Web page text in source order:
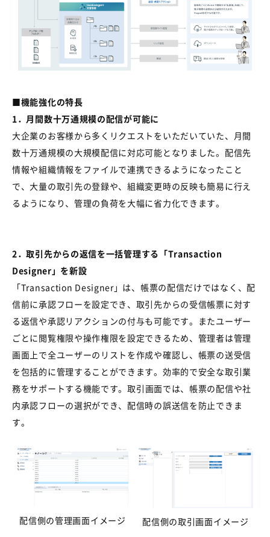
■機能強化の特長
1．月間数十万通規模の配信が可能に
大企業のお客様から多くリクエストをいただいていた、月間
数十万通規模の大規模配信に対応可能となりました。配信先
情報や組織情報をファイルで連携できるようになったこと
で、大量の取引先の登録や、組織変更時の反映も簡易に行え
るようになり、管理の負荷を大幅に省力化できます。
2．取引先からの返信を一括管理する「Transaction
Designer 」を新設
「Transaction Designer」は、帳票の配信だけではなく、配
信前に承認フローを設定でき、取引先からの受信帳票に対す
る返信や承認リアクションの付与も可能です。またユーザー
ごとに閲覧権限や操作権限を設定できるため、管理者は管理
画面上で全ユーザーのリストを作成や確認し、帳票の送受信
を包括的に管理することができます。効率的で安全な取引業
務をサポートする機能です。取引画面では、帳票の配信や社
内承認フローの選択ができ、配信時の誤送信を防止できま
す。
配信側の管理画面イメージ 配信側の取引画面イメージ